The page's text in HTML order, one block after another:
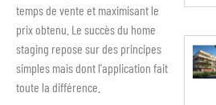
temps de vente et maximisant le
prix obtenu. Le succès du home
staging repose sur des principes
simples mais dont l'application fait
toute la différence.